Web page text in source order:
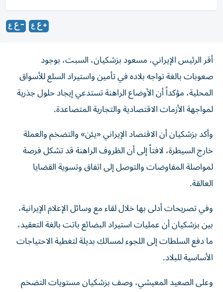
أقر الرئيس الإيراني، مسعود بزشكيان، السبت، بوجود
صعوبات بالغة تواجه بلاده في تأمين واستيراد السلع للأسواق
المحلية، مؤكداً أن الأوضاع الراهنة تستدعي إيجاد حلول جذرية
لمواجهة الأزمات الاقتصادية والتجارية المتصاعدة.
وأكد بزشكيان أن الاقتصاد الإيراني «يئن» والتضخم والعملة
خارج السيطرة، لافتاً إلى أن الظروف الراهنة قد تشكل فرصة
لمواصلة المفاوضات والتوصل إلى اتفاق وتسوية القضايا
العالقة.
وفي تصريحات أدلى بها خلال لقاء مع وسائل الإعلام الإيرانية،
بين بزشكيان أن عمليات استيراد البضائع باتت بالغة التعقيد،
ما دفع السلطات إلى اللجوء لمسالك بديلة لتغطية الاحتياجات
الأساسية للبلاد.
وعلى الصعيد المعيشي، وصف بزشكيان مستويات التضخم